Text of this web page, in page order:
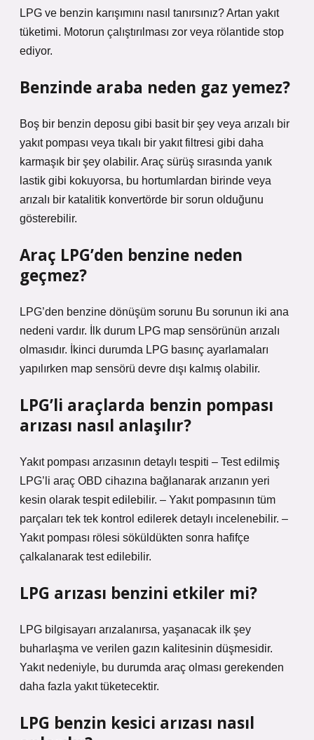
LPG ve benzin karışımını nasıl tanırsınız? Artan yakıt
tüketimi. Motorun çalıştırılması zor veya rölantide stop
ediyor.
Benzinde araba neden gaz yemez?
Boş bir benzin deposu gibi basit bir şey veya arızalı bir
yakıt pompası veya tıkalı bir yakıt filtresi gibi daha
karmaşık bir şey olabilir. Araç sürüş sırasında yanık
lastik gibi kokuyorsa, bu hortumlardan birinde veya
arızalı bir katalitik konvertörde bir sorun olduğunu
gösterebilir.
Araç LPG’den benzine neden
geçmez?
LPG’den benzine dönüşüm sorunu Bu sorunun iki ana
nedeni vardır. İlk durum LPG map sensörünün arızalı
olmasıdır. İkinci durumda LPG basınç ayarlamaları
yapılırken map sensörü devre dışı kalmış olabilir.
LPG’li araçlarda benzin pompası
arızası nasıl anlaşılır?
Yakıt pompası arızasının detaylı tespiti – Test edilmiş
LPG’li araç OBD cihazına bağlanarak arızanın yeri
kesin olarak tespit edilebilir. – Yakıt pompasının tüm
parçaları tek tek kontrol edilerek detaylı incelenebilir. –
Yakıt pompası rölesi söküldükten sonra hafifçe
çalkalanarak test edilebilir.
LPG arızası benzini etkiler mi?
LPG bilgisayarı arızalanırsa, yaşanacak ilk şey
buharlaşma ve verilen gazın kalitesinin düşmesidir.
Yakıt nedeniyle, bu durumda araç olması gerekenden
daha fazla yakıt tüketecektir.
LPG benzin kesici arızası nasıl